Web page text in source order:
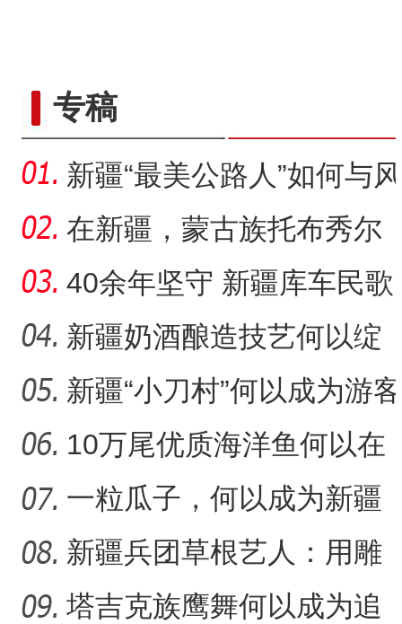
“阿克苏是个好地方·四季
专稿
新疆“最美公路人”如何与风
沙“硬碰硬”？
在新疆，蒙古族托布秀尔
音乐何以传承不息？
40余年坚守 新疆库车民歌
传承人用歌声展现非遗魅
力
新疆奶酒酿造技艺何以绽
放光彩？
新疆“小刀村”何以成为游客
体验非遗技艺打卡地？
10万尾优质海洋鱼何以在
新疆沙漠里安家？
一粒瓜子，何以成为新疆
的名片？
新疆兵团草根艺人：用雕
塑述说“兵团故事”雕刻别
塔吉克族鹰舞何以成为追